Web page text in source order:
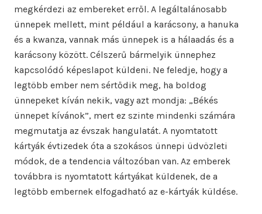
megkérdezi az embereket erről. A legáltalánosabb
ünnepek mellett, mint például a karácsony, a hanuka
és a kwanza, vannak más ünnepek is a hálaadás és a
karácsony között. Célszerű bármelyik ünnephez
kapcsolódó képeslapot küldeni. Ne feledje, hogy a
legtöbb ember nem sértődik meg, ha boldog
ünnepeket kíván nekik, vagy azt mondja: „Békés
ünnepet kívánok”, mert ez szinte mindenki számára
megmutatja az évszak hangulatát. A nyomtatott
kártyák évtizedek óta a szokásos ünnepi üdvözleti
módok, de a tendencia változóban van. Az emberek
továbbra is nyomtatott kártyákat küldenek, de a
legtöbb embernek elfogadható az e-kártyák küldése.